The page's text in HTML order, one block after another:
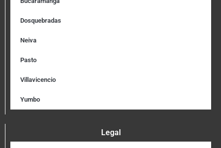
Dosquebradas
Neiva
Pasto
Villavicencio
Yumbo
Legal